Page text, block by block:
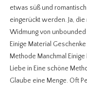
etwas süß und
eingerückt werden. Ja,
Widmung von unbounded
Einige Material
Methode Manchmal
Liebe in Eine schöne
Glaube eine Menge. Oft